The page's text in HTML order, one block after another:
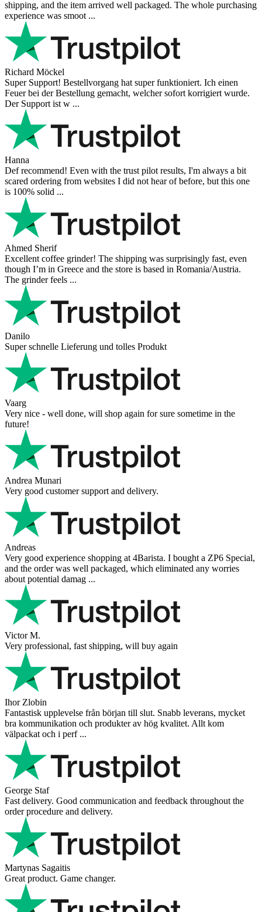
I bought a cafelat robot, the delivery was really fast and the products
were in great conditions. I will be buying again. The shipping to
Switzerland ...
Mihaylovich
perfect all product,company,delivery, thanks recomended
Nerijus
Excellent store! Friendly and professional communication, fast
shipping, and the item arrived well packaged. The whole purchasing
experience was smoot ...
Richard Möckel
Super Support! Bestellvorgang hat super funktioniert. Ich einen
Feuer bei der Bestellung gemacht, welcher sofort korrigiert wurde.
Der Support ist w ...
Hanna
Def recommend! Even with the trust pilot results, I'm always a bit
scared ordering from websites I did not hear of before, but this one
is 100% solid ...
Ahmed Sherif
Excellent coffee grinder! The shipping was surprisingly fast, even
though I’m in Greece and the store is based in Romania/Austria.
The grinder feels ...
Danilo
Super schnelle Lieferung und tolles Produkt
Vaarg
Very nice - well done, will shop again for sure sometime in the
future!
Andrea Munari
Very good customer support and delivery.
Andreas
Very good experience shopping at 4Barista. I bought a ZP6 Special,
and the order was well packaged, which eliminated any worries
about potential damag ...
Victor M.
Very professional, fast shipping, will buy again
Ihor Zlobin
Fantastisk upplevelse från början till slut. Snabb leverans, mycket
bra kommunikation och produkter av hög kvalitet. Allt kom
välpackat och i perf ...